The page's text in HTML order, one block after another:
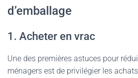
d’emballage
1. Acheter en vrac
Une des premières astuces pour
ménagers est de privilégier les